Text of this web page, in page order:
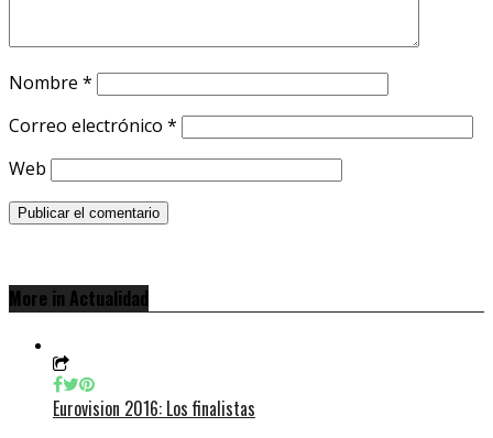
Nombre *
Correo electrónico *
Web
More in Actualidad
Eurovision 2016: Los finalistas